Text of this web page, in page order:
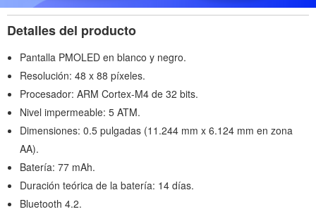
Detalles del producto
Pantalla PMOLED en blanco y negro.
Resolución: 48 x 88 píxeles.
Procesador: ARM Cortex-M4 de 32 bits.
Nivel impermeable: 5 ATM.
Dimensiones: 0.5 pulgadas (11.244 mm x 6.124 mm en zona
AA).
Batería: 77 mAh.
Duración teórica de la batería: 14 días.
Bluetooth 4.2.